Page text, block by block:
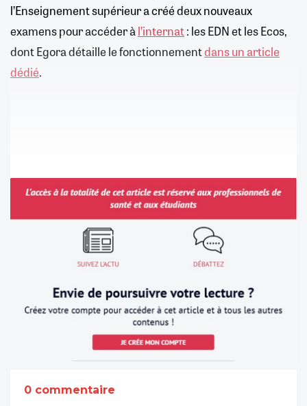
l’Enseignement supérieur a créé deux nouveaux
examens pour accéder àl’internat: les EDN et les Ecos,
dont Egora détaille le fonctionnementdans un article
dédié.
0 commentaire